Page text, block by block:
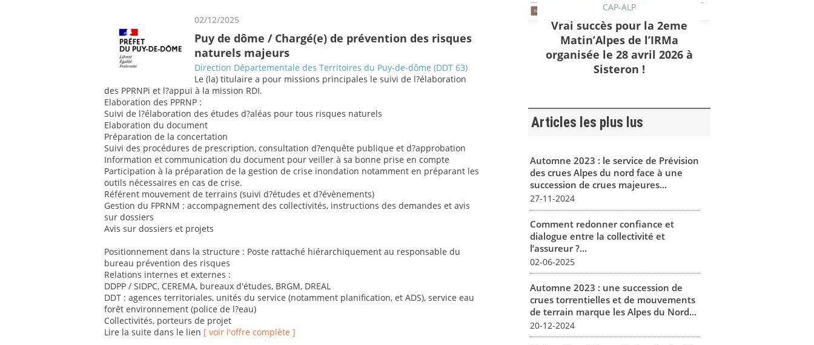
02/12/2025
Puy de dôme / Chargé(e) de prévention des risques
naturels majeurs
Direction Départementale des Territoires du Puy-de-dôme (DDT 63)
Le (la) titulaire a pour missions principales le suivi de l?élaboration
des PPRNPi et l?appui à la mission RDI.
Elaboration des PPRNP :
Suivi de l?élaboration des études d?aléas pour tous risques naturels
Elaboration du document
Préparation de la concertation
Suivi des procédures de prescription, consultation d?enquête publique et d?approbation
Information et communication du document pour veiller à sa bonne prise en compte
Participation à la préparation de la gestion de crise inondation notamment en préparant les
outils nécessaires en cas de crise.
Référent mouvement de terrains (suivi d?études et d?évènements)
Gestion du FPRNM : accompagnement des collectivités, instructions des demandes et avis
sur dossiers
Avis sur dossiers et projets
Positionnement dans la structure : Poste rattaché hiérarchiquement au responsable du
bureau prévention des risques
Relations internes et externes :
DDPP / SIDPC, CEREMA, bureaux d'études, BRGM, DREAL
DDT : agences territoriales, unités du service (notamment planification, et ADS), service eau
forêt environnement (police de l?eau)
Collectivités, porteurs de projet
Lire la suite dans le lien [ voir l'offre complète ]
CAP-ALP
Vrai succès pour la 2eme
Matin’Alpes de l’IRMa
organisée le 28 avril 2026 à
Sisteron !
Articles les plus lus
Automne 2023 : le service de Prévision
des crues Alpes du nord face à une
succession de crues majeures...
27-11-2024
Comment redonner confiance et
dialogue entre la collectivité et
l’assureur ?...
02-06-2025
Automne 2023 : une succession de
crues torrentielles et de mouvements
de terrain marque les Alpes du Nord...
20-12-2024